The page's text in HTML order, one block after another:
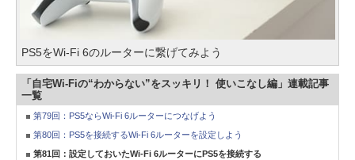
PS5をWi-Fi 6のルーターに繋げてみよう
「自宅Wi-Fiの“わからない”をスッキリ！ 使いこなし編」連載記事
一覧
第79回：PS5ならWi-Fi 6ルーターにつなげよう
第80回：PS5を接続するWi-Fi 6ルーターを設定しよう
第81回：設定しておいたWi-Fi 6ルーターにPS5を接続する